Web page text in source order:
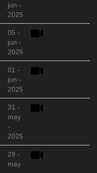
jun -
2025
05 -
jun -
2025
01 -
jun -
2025
31 -
may
-
2025
29 -
may